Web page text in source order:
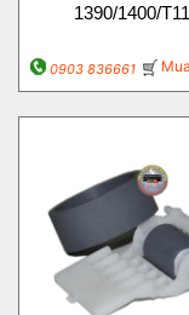
1390/1400/
0903 836661